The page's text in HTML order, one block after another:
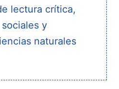
lectura crítica,
y
naturales